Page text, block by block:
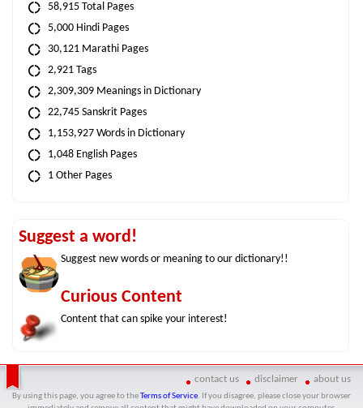
58,915 Total Pages
5,000 Hindi Pages
30,121 Marathi Pages
2,921 Tags
2,309,309 Meanings in Dictionary
22,745 Sanskrit Pages
1,153,927 Words in Dictionary
1,048 English Pages
1 Other Pages
Suggest a word!
Suggest new words or meaning to our dictionary!!
Curious Content
Content that can spike your interest!
contact us disclaimer about us
By using this page, you agree to the Terms of Service. If you disagree, please close your browser